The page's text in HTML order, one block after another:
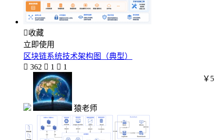
收藏
立即使用
区块链系统技术架构图（典型）
 362  1  1
猿老师
￥5